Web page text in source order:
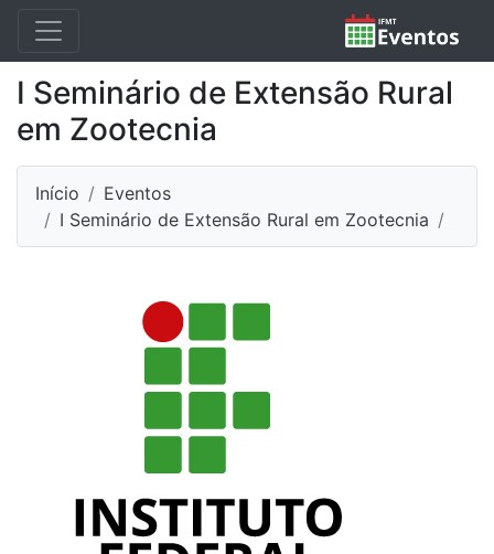
I Seminário de Extensão Rural
em Zootecnia
Início
Eventos
I Seminário de Extensão Rural em Zootecnia